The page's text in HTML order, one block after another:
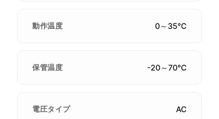
動作温度 0～35℃
保管温度 -20～70℃
電圧タイプ AC